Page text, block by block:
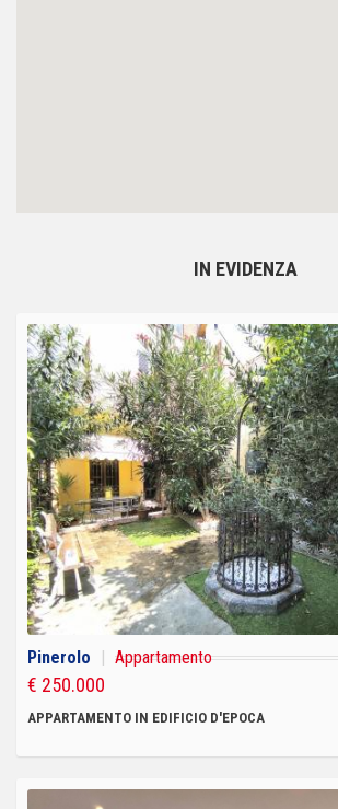
IN EVIDENZA
Pinerolo Appartamento
€ 250.000
APPARTAMENTO IN EDIFICIO D'EPOCA